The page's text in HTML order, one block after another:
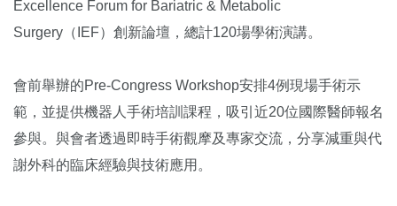
Excellence Forum for Bariatric & Metabolic
Surgery（IEF）創新論壇，總計120場學術演講。
會前舉辦的Pre-Congress Workshop安排4例現場手術示
範，並提供機器人手術培訓課程，吸引近20位國際醫師報名
參與。與會者透過即時手術觀摩及專家交流，分享減重與代
謝外科的臨床經驗與技術應用。